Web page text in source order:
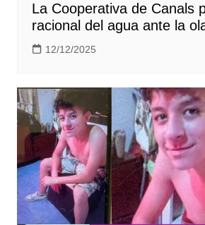
La Cooperativa de Canals
racional del agua ante la
12/12/2025